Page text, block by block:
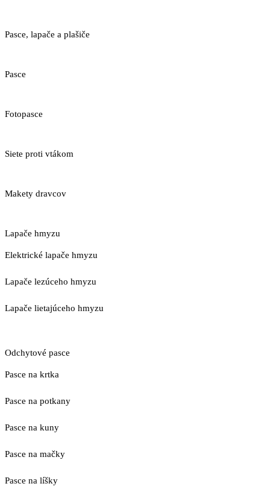
Pasce, lapače a plašiče
Pasce
Fotopasce
Siete proti vtákom
Makety dravcov
Lapače hmyzu
Elektrické lapače hmyzu
Lapače lezúceho hmyzu
Lapače lietajúceho hmyzu
Odchytové pasce
Pasce na krtka
Pasce na potkany
Pasce na kuny
Pasce na mačky
Pasce na líšky